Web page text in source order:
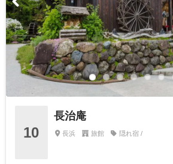
10
長治庵
長浜 旅館 隠れ宿 /